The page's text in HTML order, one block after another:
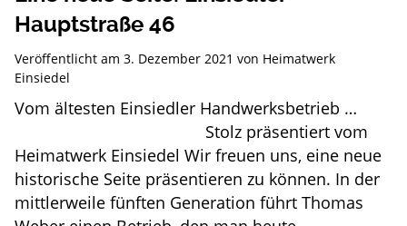
Hauptstraße 46
Veröffentlicht am 3. Dezember 2021 von Heimatwerk
Einsiedel
Vom ältesten Einsiedler Handwerksbetrieb …
Stolz präsentiert vom
Heimatwerk Einsiedel Wir freuen uns, eine neue
historische Seite präsentieren zu können. In der
mittlerweile fünften Generation führt Thomas